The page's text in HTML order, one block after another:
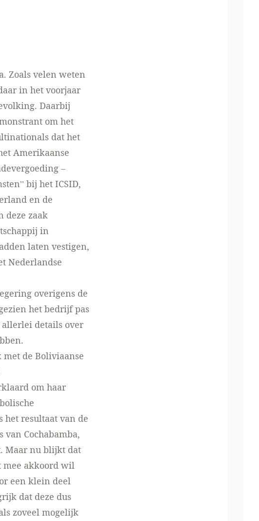
Zoals velen weten
in het voorjaar
Daarbij
om het
dat het
Amerikaanse
–
bij het ICSID,
en de
deze zaak
in
laten vestigen,
Nederlandse
overigens de
het bedrijf pas
allerlei details over
.
de Boliviaanse
om haar
het resultaat van de
Cochabamba,
Maar nu blijkt dat
mee akkoord wil
een klein deel
dat deze dus
zoveel mogelijk